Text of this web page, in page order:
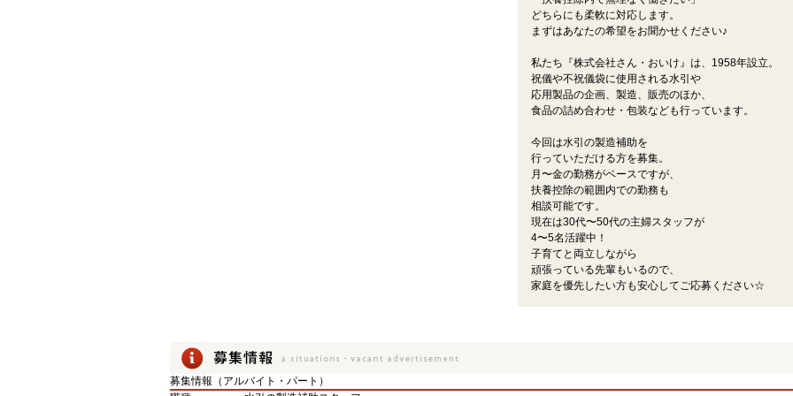
どちらにも柔軟に対応します。
まずはあなたの希望をお聞かせください♪
私たち『株式会社さん・おいけ』は、1958年設立。
祝儀や不祝儀袋に使用される水引や
応用製品の企画、製造、販売のほか、
食品の詰め合わせ・包装なども行っています。
今回は水引の製造補助を
行っていただける方を募集。
月〜金の勤務がベースですが、
扶養控除の範囲内での勤務も
相談可能です。
現在は30代〜50代の主婦スタッフが
4〜5名活躍中！
子育てと両立しながら
頑張っている先輩もいるので、
家庭を優先したい方も安心してご応募ください☆
募集情報（アルバイト・パート）